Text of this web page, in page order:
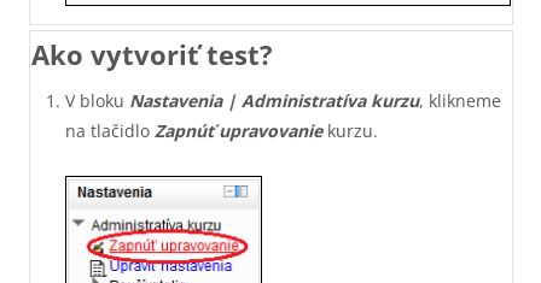
Ako vytvoriť test?
V bloku Nastavenia | Administratíva kurzu, klikneme
na tlačidlo Zapnúť upravovaniekurzu.